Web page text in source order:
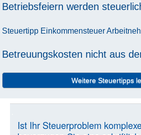
Betriebsfeiern werden
Steuertipp Einkommensteuer
Betreuungskosten nicht aus
Weitere Steuertipps